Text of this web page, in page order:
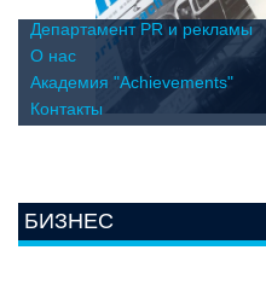
Департамент PR и рекламы
О нас
Академия "Achievements"
Контакты
БИЗНЕС